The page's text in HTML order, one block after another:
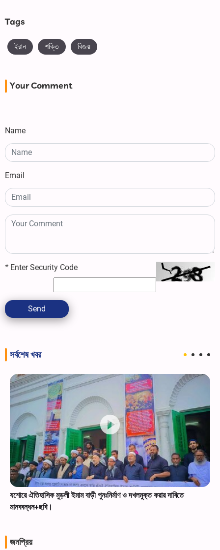
Tags
ইরান শক্তি বিজয়
Your Comment
Name
Email
* Enter Security Code
Send
সর্বশেষ খবর
যশোরে ঐতিহাসিক মুড়লী ইমাম বাড়ী পুনঃনির্মাণ ও দখলমুক্ত করার দাবিতে
মানববন্ধন+ছবি।
জনপ্রিয়